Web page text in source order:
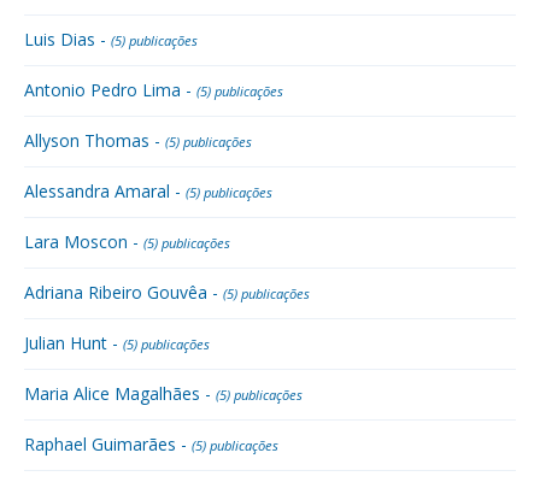
Luis Dias - (5) publicações
Antonio Pedro Lima - (5) publicações
Allyson Thomas - (5) publicações
Alessandra Amaral - (5) publicações
Lara Moscon - (5) publicações
Adriana Ribeiro Gouvêa - (5) publicações
Julian Hunt - (5) publicações
Maria Alice Magalhães - (5) publicações
Raphael Guimarães - (5) publicações